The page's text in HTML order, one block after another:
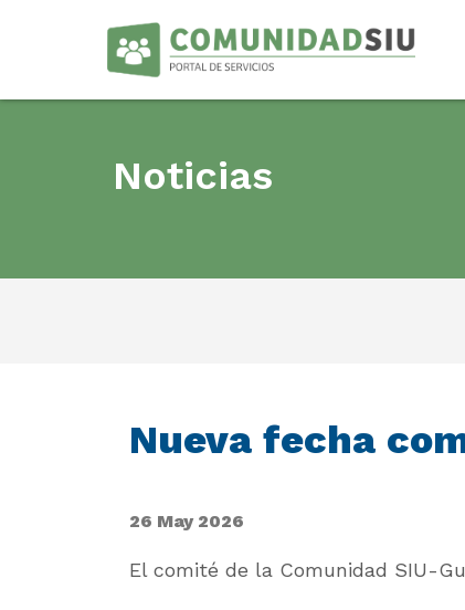
Noticias
Nueva fecha
26 May 2026
El comité de la Comunidad SIU-